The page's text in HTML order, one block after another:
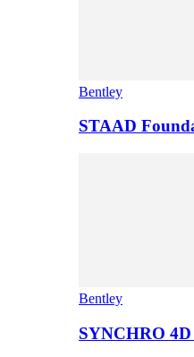
Bentley
STAAD
Bentley
SYNCHRO